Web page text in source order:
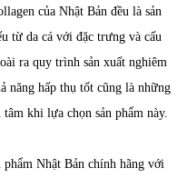
của Nhật Bản đều là sản
từ da cá với đặc trưng và cấu
ra quy trình sản xuất nghiêm
năng hấp thụ tốt cũng là những
khi lựa chọn sản phẩm này.
phẩm Nhật Bản chính hãng với